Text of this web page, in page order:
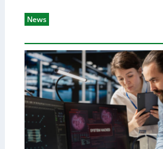
News